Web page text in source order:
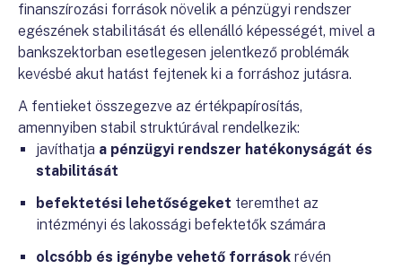
finanszírozási források növelik a pénzügyi rendszer
egészének stabilitását és ellenálló képességét, mivel a
bankszektorban esetlegesen jelentkező problémák
kevésbé akut hatást fejtenek ki a forráshoz jutásra.
A fentieket összegezve az értékpapírosítás,
amennyiben stabil struktúrával rendelkezik:
javíthatja a pénzügyi rendszer hatékonyságát és
stabilitását
befektetési lehetőségeket teremthet az
intézményi és lakossági befektetők számára
olcsóbb és igénybe vehető források révén